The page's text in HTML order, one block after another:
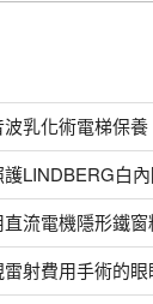
乳化術電梯保養
LINDBERG白
流電機隱形鐵
射費用手術的